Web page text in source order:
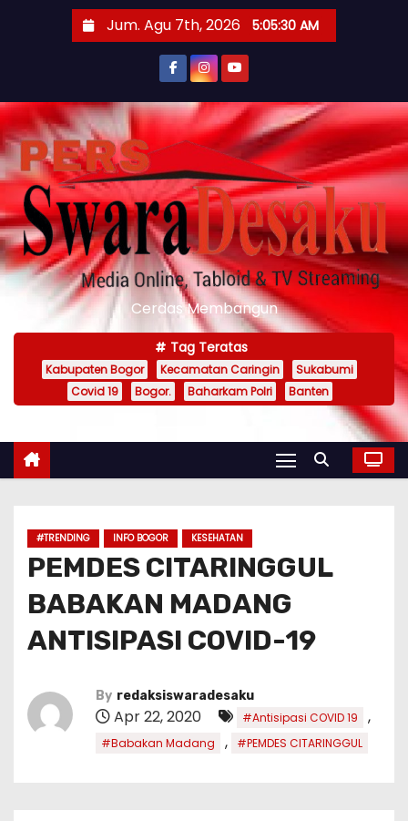
t
o
c
o
n
t
e
Jum. Agu 7th, 2026 5:05:32 AM
Cerdas Membangun
Tag Teratas
Kabupaten Bogor Kecamatan Caringin
Sukabumi
Covid 19
Bogor. Baharkam Polri Banten
#TRENDING INFO BOGOR KESEHATAN
PEMDES CITARINGGUL
BABAKAN MADANG
ANTISIPASI COVID-19
By redaksiswaradesaku
Apr 22, 2020 #Antisipasi COVID 19 ,
#Babakan Madang , #PEMDES CITARINGGUL